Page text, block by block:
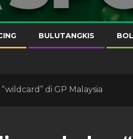
BULUTANGKIS
di GP Malaysia